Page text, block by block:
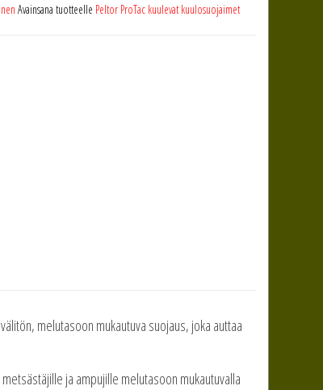
Avainsana tuotteelle Peltor ProTac kuulevat kuulosuojaimet
melutasoon mukautuva suojaus, joka auttaa
ja ampujille melutasoon mukautuvalla